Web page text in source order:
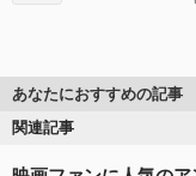
あなたにおすすめの記事
関連記事